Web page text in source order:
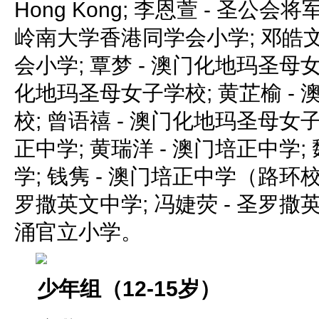
Hong Kong; 李恩萱 - 圣公会将
岭南大学香港同学会小学; 邓皓
会小学; 覃梦 - 澳门化地玛圣母
化地玛圣母女子学校; 黄芷榆 -
校; 曾语禧 - 澳门化地玛圣母女
正中学; 黄瑞洋 - 澳门培正中学;
学; 钱隽 - 澳门培正中学（路环
罗撒英文中学; 冯婕荧 - 圣罗撒
涌官立小学。
少年组（12-15岁）